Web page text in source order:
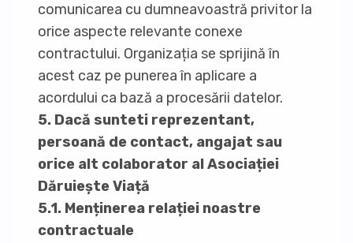
comunicarea cu dumneavoastră privitor la
orice aspecte relevante conexe
contractului. Organizația se sprijină în
acest caz pe punerea în aplicare a
acordului ca bază a procesării datelor.
5. Dacă sunteti reprezentant,
persoană de contact, angajat sau
orice alt colaborator al Asociației
Dăruiește Viață
5.1. Menținerea relației noastre
contractuale